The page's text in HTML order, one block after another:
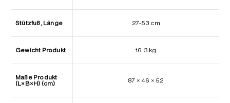
Stützfuß, Länge 27-53 cm
Gewicht Produkt 16.3 kg
Maße Produkt
(L×B×H) (cm)
87 × 46 × 52